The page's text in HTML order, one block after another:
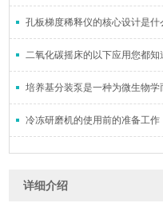
孔板梯度稀释仪的核心设计是什
二氧化碳摇床的以下应用您都知
培养基分装泵是一种为微生物
冷冻研磨机的使用前的准备工作
详细介绍